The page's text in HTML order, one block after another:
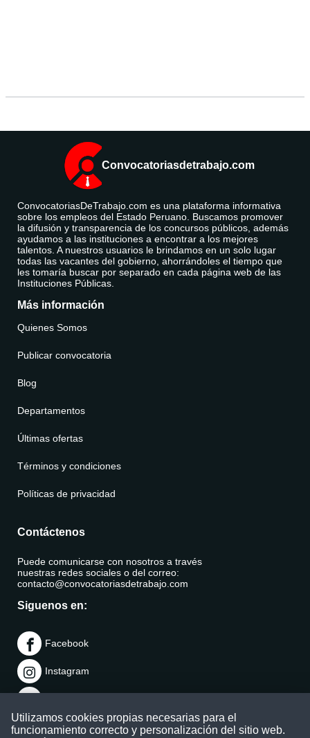
Convocatoriasdetrabajo.com
ConvocatoriasDeTrabajo.com es una plataforma informativa
sobre los empleos del Estado Peruano. Buscamos promover
la difusión y transparencia de los concursos públicos, además
ayudamos a las instituciones a encontrar a los mejores
talentos. A nuestros usuarios le brindamos en un solo lugar
todas las vacantes del gobierno, ahorrándoles el tiempo que
les tomaría buscar por separado en cada página web de las
Instituciones Públicas.
Más información
Quienes Somos
Publicar convocatoria
Blog
Departamentos
Últimas ofertas
Términos y condiciones
Políticas de privacidad
Contáctenos
Puede comunicarse con nosotros a través
nuestras redes sociales o del correo:
contacto@convocatoriasdetrabajo.com
Siguenos en:
Facebook
Instagram
Telegram
Utilizamos cookies propias necesarias para el
funcionamiento correcto y personalización del sitio web.